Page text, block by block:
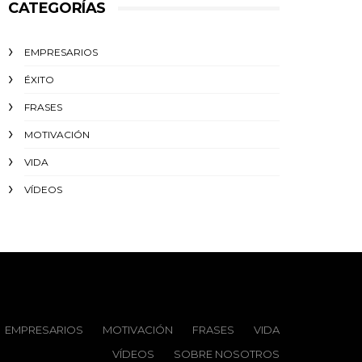
CATEGORÍAS
EMPRESARIOS
ÉXITO‬
FRASES
MOTIVACIÓN
VIDA
VÍDEOS
EMPRESARIOS MOTIVACIÓN FRASES
VIDA
VÍDEOS
SOBRE NOSOTROS